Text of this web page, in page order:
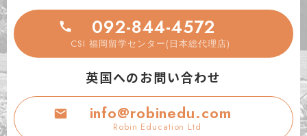
092-844-4572
CSI 福岡留学センター(日本総代理店)
英国へのお問い合わせ
info@robinedu.com
Robin Education Ltd